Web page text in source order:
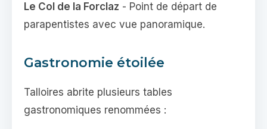
Le Col de la Forclaz - Point de départ de
parapentistes avec vue panoramique.
Gastronomie étoilée
Talloires abrite plusieurs tables
gastronomiques renommées :